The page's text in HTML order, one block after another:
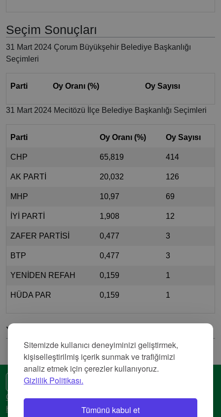
Sitemizde kullanıcı deneyiminizi geliştirmek,
kişiselleştirilmiş içerik sunmak ve trafiğimizi
analiz etmek için çerezler kullanıyoruz.
Gizlilik Politikası.
Tümünü kabul et
Seçim Sonuçları
31 Mart 2024 Çorum Büyükşehir Belediye Başkanlığı
Seçimleri
Parti Oy Oranı (%) Oy Sayısı
31 Mart 2024 Mecitözü İlçe Belediye Başkanlığı Seçimleri
Parti Oy Oranı (%) Oy Sayısı
CHP 65,819 414
AK PARTİ 20,032 126
MHP 10,97 69
İYİ PARTİ 1,908 12
ZAFER PARTİSİ 0,477 3
BTP 0,477 3
YENİDEN REFAH 0,159 1
HÜDA PAR 0,159 1
Yorumlar
🌍 Başka bir dil
Gizlilik Politikası
Hizmet Şartları